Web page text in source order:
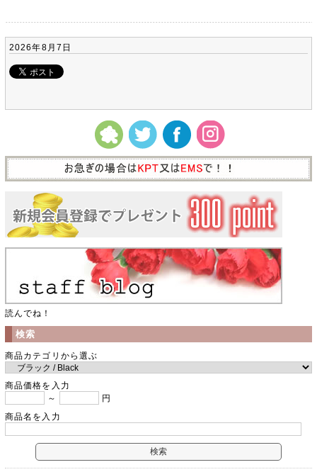
2026年8月7日
読んでね！
検索
商品カテゴリから選ぶ
商品価格を入力
～
円
商品名を入力